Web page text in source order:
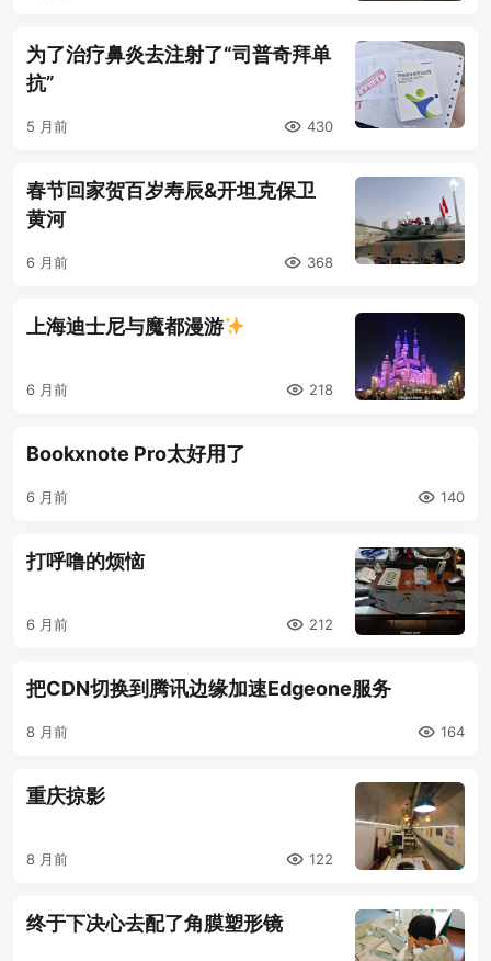
为了治疗鼻炎去注射了“司普奇拜单
抗”
5 月前 430
春节回家贺百岁寿辰&开坦克保卫
黄河
6 月前 368
上海迪士尼与魔都漫游
6 月前 218
Bookxnote Pro太好用了
6 月前 140
打呼噜的烦恼
6 月前 212
把CDN切换到腾讯边缘加速Edgeone服务
8 月前 164
重庆掠影
8 月前 122
终于下决心去配了角膜塑形镜